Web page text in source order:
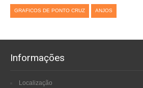
GRAFICOS DE PONTO CRUZ ANJOS
Informações
Localização